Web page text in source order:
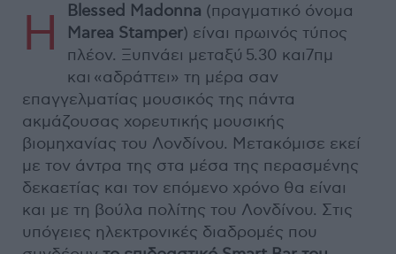
H Blessed Madonna (πραγματικό όνομα
Marea Stamper) είναι πρωινός τύπος
πλέον. Ξυπνάει μεταξύ 5.30 και7πμ
και «αδράττει» τη μέρα σαν
επαγγελματίας μουσικός της πάντα
ακμάζουσας χορευτικής μουσικής
βιομηχανίας του Λονδίνου. Μετακόμισε εκεί
με τον άντρα της στα μέσα της περασμένης
δεκαετίας και τον επόμενο χρόνο θα είναι
και με τη βούλα πολίτης του Λονδίνου. Στις
υπόγειες ηλεκτρονικές διαδρομές που